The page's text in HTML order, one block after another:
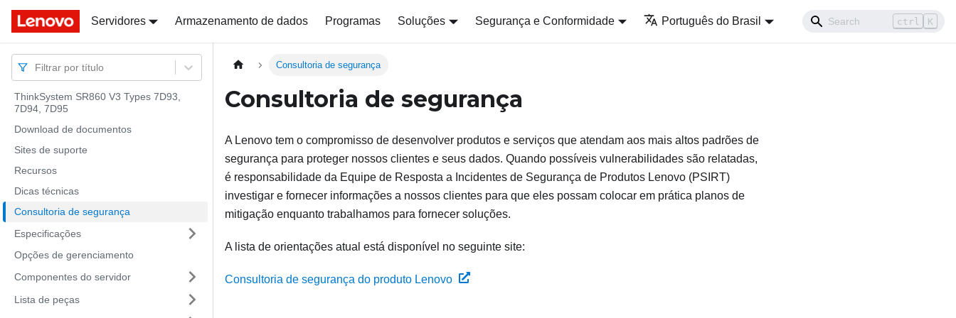
Docs
Servidores Armazenamento de dados Programas Soluções Segurança e Conformidade Português do Brasil ctrl K
Docs
Filtrar por título
ThinkSystem SR860 V3 Types 7D93,
7D94, 7D95
Download de documentos
Sites de suporte
Recursos
Dicas técnicas
Consultoria de segurança
Especificações
Opções de gerenciamento
Componentes do servidor
Lista de peças
Consultoria de segurança
Consultoria de segurança
A Lenovo tem o compromisso de desenvolver produtos e serviços que atendam aos mais altos padrões de
segurança para proteger nossos clientes e seus dados. Quando possíveis vulnerabilidades são relatadas,
é responsabilidade da Equipe de Resposta a Incidentes de Segurança de Produtos Lenovo (PSIRT)
investigar e fornecer informações a nossos clientes para que eles possam colocar em prática planos de
mitigação enquanto trabalhamos para fornecer soluções.
A lista de orientações atual está disponível no seguinte site:
Consultoria de segurança do produto Lenovo